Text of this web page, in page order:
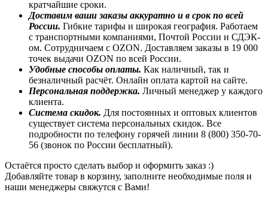
кратчайшие сроки.
Доставим ваши заказы аккуратно и в срок по всей
России. Гибкие тарифы и широкая география. Работаем
с транспортными компаниями, Почтой России и СДЭК-
ом. Сотрудничаем с OZON. Доставляем заказы в 19 000
точек выдачи OZON по всей России.
Удобные способы оплаты. Как наличный, так и
безналичный расчёт. Онлайн оплата картой на сайте.
Персональная поддержка. Личный менеджер у каждого
клиента.
Система скидок. Для постоянных и оптовых клиентов
существует система персональных скидок. Все
подробности по телефону горячей линии 8 (800) 350-70-
56 (звонок по России бесплатный).
Остаётся просто сделать выбор и оформить заказ :)
Добавляйте товар в корзину, заполните необходимые поля и
наши менеджеры свяжутся с Вами!